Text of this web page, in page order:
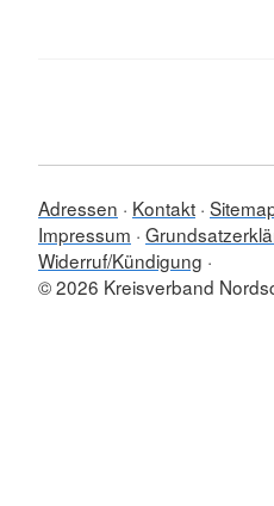
Adressen Kontakt
Impressum
Widerruf/Kündigung
© 2026 Kreisverband